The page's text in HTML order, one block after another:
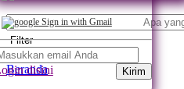
Sign in with Gmail
disini Kirim
Filter
Beranda